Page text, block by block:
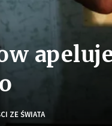
ZE ŚWIATA